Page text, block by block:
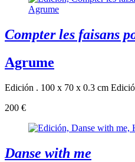
Compter les faisans
Agrume
Edición . 100 x 70 x 0.3 cm
200 €
Danse with me